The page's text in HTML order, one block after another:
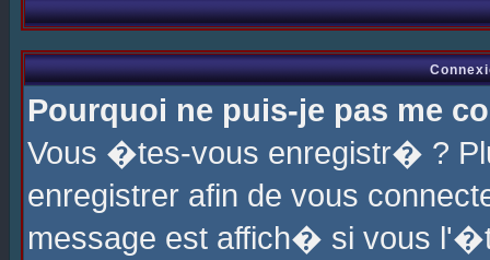
Pourquoi ne puis-je pas me
Vous �tes-vous enregistr� ?
enregistrer afin de vous
message est affich� si vous